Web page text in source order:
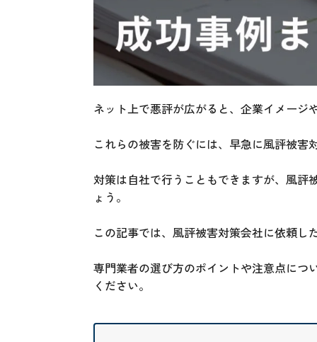
ネット上で悪評が広がると、企業イメー
これらの被害を防ぐには、早急に風評被害
対策は自社で行うこともできますが、風評
ょう。
この記事では、風評被害対策会社に依頼
専門業者の選び方のポイントや注意点につ
ください。